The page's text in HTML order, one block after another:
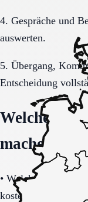
4. Gespräche und
auswerten.
5. Übergang,
Entscheidung
Welche
machen
• Welche
kostet zusätzlich?